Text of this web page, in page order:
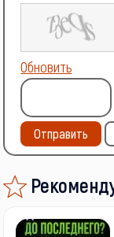
Обновить
Отправить